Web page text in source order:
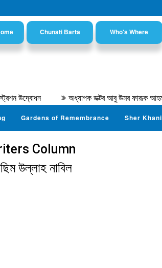
Chunati Barta Who's Where
অধ্যাপক ডক্টর আবু উমর ফারূক আহমদ
Gardens of Remembrance Sher Khani
Column
উল্লাহ নাবিল